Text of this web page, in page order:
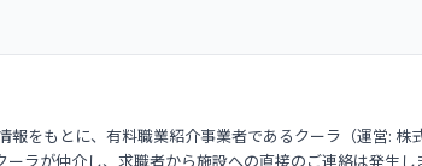
をもとに、有料職業紹介事業者であるクーラ（運営:
ラが仲介し、求職者から施設への直接のご連絡は発生